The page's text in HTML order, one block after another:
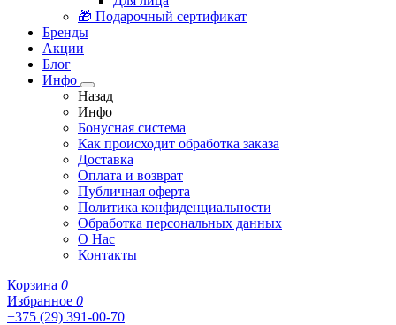
🎁 Подарочный сертификат
Бренды
Акции
Блог
Инфо
Назад
Инфо
Бонусная система
Как происходит обработка заказа
Доставка
Оплата и возврат
Публичная оферта
Политика конфиденциальности
Обработка персональных данных
О Нас
Контакты
Корзина 0
Избранное 0
+375 (29) 391-00-70